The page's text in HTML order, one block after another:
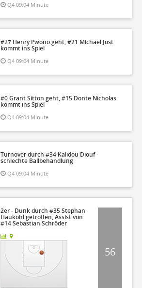
Q4 09:04 Minute
#27 Henry Pwono geht, #21 Michael Jost
kommt ins Spiel
Q4 09:04 Minute
#0 Grant Sitton geht, #15 Donte Nicholas
kommt ins Spiel
Q4 09:04 Minute
Turnover durch #34 Kalidou Diouf -
schlechte Ballbehandlung
Q4 09:04 Minute
2er - Dunk durch #35 Stephan
Haukohl getroffen, Assist von
#14 Sebastian Schröder
56